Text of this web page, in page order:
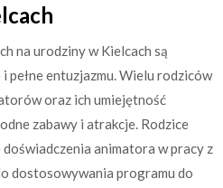
na urodziny w Kielcach są
pełne entuzjazmu. Wielu rodziców
oraz ich umiejętność
zabawy i atrakcje. Rodzice
animatora w pracy z
dostosowywania programu do